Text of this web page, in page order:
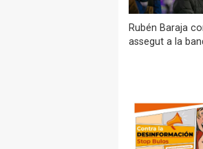
Rubén Baraja
assegut a la